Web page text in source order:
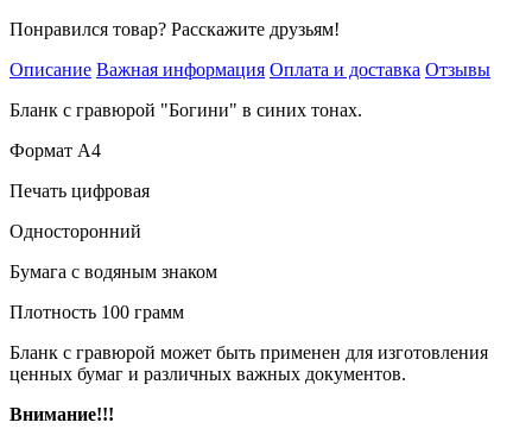
Понравился товар? Расскажите друзьям!
Описание Важная информация Оплата и доставка Отзывы
Бланк с гравюрой "Богини" в синих тонах.
Формат А4
Печать цифровая
Односторонний
Бумага с водяным знаком
Плотность 100 грамм
Бланк с гравюрой может быть применен для изготовления
ценных бумаг и различных важных документов.
Внимание!!!